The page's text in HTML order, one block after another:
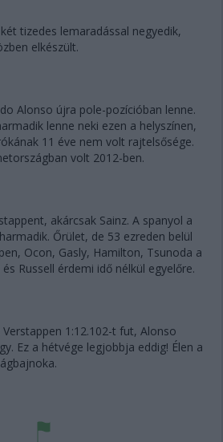
tizedes lemaradással negyedik,
elkészült.
Alonso újra pole-pozícióban lenne.
lenne neki ezen a helyszínen,
11 éve nem volt rajtelsősége.
volt 2012-ben.
akárcsak Sainz. A spanyol a
Őrület, de 53 ezreden belül
Ocon, Gasly, Hamilton, Tsunoda a
Russell érdemi idő nélkül egyelőre.
Verstappen 1:12.102-t fut, Alonso
Ez a hétvége legjobbja eddig! Élen a